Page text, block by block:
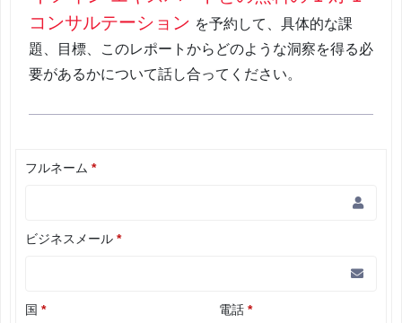
コンサルテーション を予約して、具体的な課
題、目標、このレポートからどのような洞察を得る必
要があるかについて話し合ってください。
フルネーム *
ビジネスメール *
国 * 電話 *